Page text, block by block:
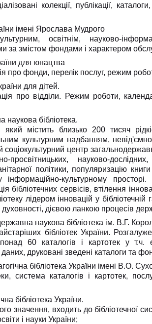
колекції, публікації,
імені Ярослава Мудрого
освітнім, науково-
за змістом фондами і характером
для юнацтва
про фонди, перелік послуг, режим
для дітей.
про відділи. Режим роботи,
наукова бібліотека.
який містить близько 200 тисяч
культурним надбанням,
центр
науково-
політики, популяризацію книги
інформаційно-культурному
бібліотечних сервісів, втілення
лідером інновацій у бібліотечній
духовності, дієвою ланкою процесів
наукова бібліотека ім. В.Г.
бібліотек України.
60 каталогів і картотек у т.ч.
друковані зведені каталоги та
бібліотека України імені В.О.
система каталогів і картотек,
бібліотека України.
значення, входить до бібліотечної
і науки України;